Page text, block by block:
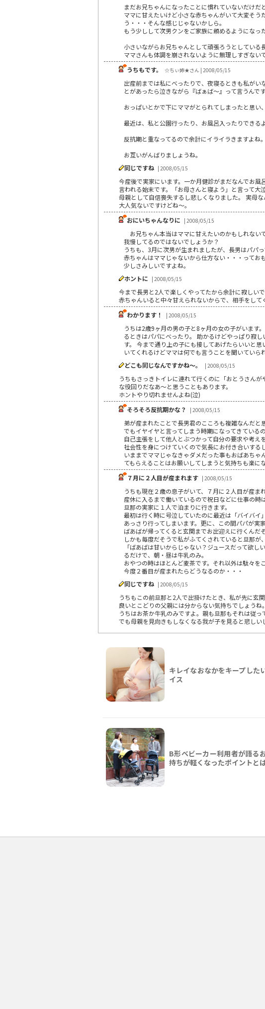
まだお兄ちゃんになったことに慣れていないだけだ
ママに甘えたいけど小さな赤ちゃんがいて大変そ
う・・・そんな感じじゃないかしら。
もう少しして次男クンをご家族に頼めるようになっ
小さいながらお兄ちゃんとして頑張ろうとしている
ママさんも体調を崩されないように無理しすぎない
うちもです。
☆ちぃ姉★さん | 2008/05/15
出産前までは私にべったりで、夜寝るときも私が
とがあったら泣きながら『ばぁば～』って言うんで
おっぱいとかで下にママがとられてしまったと思い
最近は、私と公園行ったり、お風呂入ったりできる
反抗期と重なってるので余計にイライラきますよね。
お互いがんばりましょうね。
同じですね | 2008/05/15
今産後で実家にいます。一か月健診がまだなんでお
言われる始末です。「お母さんと寝よう」と言って大
母親として自信喪失するし悲しくなりました。 実母な
大人気ないですけどね～。
おにいちゃんなりに | 2008/05/15
お兄ちゃん本当はママに甘えたいのかもしれないで
我慢してるのではないでしょうか？
うちも、3月に次男が生まれましたが、長男はパパ
赤ちゃんはママじゃないから仕方ない・・・ってお
少しさみしいですよね。
ホントに | 2008/05/15
今まで長男と2人で楽しくやってたから余計に寂しいで
赤ちゃんいると中々甘えられないからで、相手をし
わかります！
| 2008/05/15
うちは2歳9ヶ月の男の子と8ヶ月の女の子がいます
るときはパパにべったり。 助かるけどやっぱり寂
す。 今まで通り上の子にも接してあげたらいいと
いてくれるけどママは何でも言うことを聞いてい
どこも同じなんですかね～。
| 2008/05/15
うちもさっきトイレに連れて行くのに「おとうさん
な役回りだなあ～と思うこともあります。
ホントやり切れませんよね(泣)
そろそろ反抗期かな？
| 2008/05/15
弟が産まれたことで長男君のこころも複雑なんだ
でもイヤイヤと言ってしまう時期になってきているの
自己主張をして他人とぶつかって自分の要求や考
社会性を身につけていくので気長にお付き合いする
いままでママじゃなきゃダメだった事もおばあち
てもらえることはお願いしてしまうと気持ちも楽に
７月に２人目が産まれます | 2008/05/15
うちも現在２歳の息子がいて、７月に２人目が産まれ
産休に入るまで働いているので祝日などに仕事の時
旦那の実家に１人で泊まりに行きます。
最初は行く時に号泣していたのに最近は「バイバイ
あっさり行ってしまいます。更に、この間パパが実
ばあばが帰ってくると玄関までお出迎えに行くんだそ
しかも毎度だそうで私がふてくされていると旦那が、
「ばあばは甘いからじゃない？ジュースだって欲
るだけで、朝・昼は牛乳のみ。
おやつの時はほとんど麦茶です。それ以外は駄々を
今度２番目が産まれたらどうなるのか・・・
同じですね | 2008/05/15
うちもこの前旦那と2人で出掛けたとき、私が先に玄
良いとこどりの父親には分からない気持ちでしょうね。
うちはお茶か牛乳のみですよ。親も旦那もそれは従っ
でも母親を見向きもしなくなる我が子を見ると悲しい
キレイなおなかをキープした
イス
B形ベビーカー利用者が語る
持ちが軽くなったポイントとは